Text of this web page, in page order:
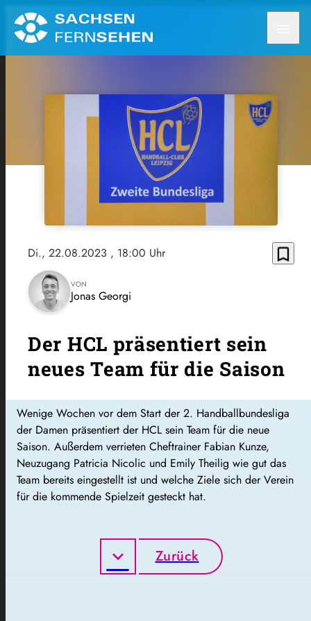
Di., 22.08.2023 , 18:00 Uhr bookmark_border
VON
Jonas Georgi
Der HCL präsentiert sein
neues Team für die Saison
Wenige Wochen vor dem Start der 2. Handballbundesliga
der Damen präsentiert der HCL sein Team für die neue
Saison. Außerdem verrieten Cheftrainer Fabian Kunze,
Neuzugang Patricia Nicolic und Emily Theilig wie gut das
Team bereits eingestellt ist und welche Ziele sich der Verein
für die kommende Spielzeit gesteckt hat.
Zurück